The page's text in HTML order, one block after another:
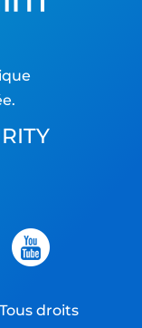
droits